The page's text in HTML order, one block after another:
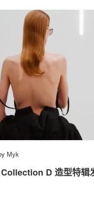
Myk
D 造型特辑